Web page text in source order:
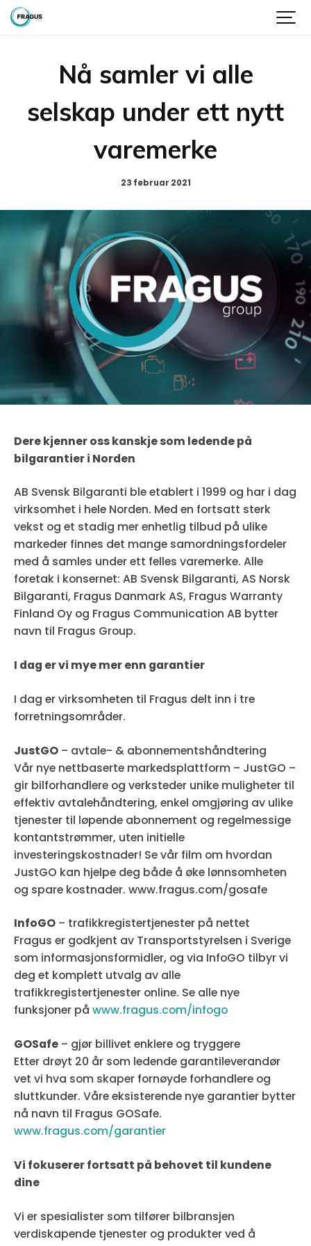
Nå samler vi alle
selskap under ett nytt
varemerke
23 februar 2021
Dere kjenner oss kanskje som ledende på
bilgarantier i Norden
AB Svensk Bilgaranti ble etablert i 1999 og har i dag
virksomhet i hele Norden. Med en fortsatt sterk
vekst og et stadig mer enhetlig tilbud på ulike
markeder finnes det mange samordningsfordeler
med å samles under ett felles varemerke. Alle
foretak i konsernet: AB Svensk Bilgaranti, AS Norsk
Bilgaranti, Fragus Danmark AS, Fragus Warranty
Finland Oy og Fragus Communication AB bytter
navn til Fragus Group.
I dag er vi mye mer enn garantier
I dag er virksomheten til Fragus delt inn i tre
forretningsområder.
JustGO – avtale- & abonnementshåndtering
Vår nye nettbaserte markedsplattform – JustGO –
gir bilforhandlere og verksteder unike muligheter til
effektiv avtalehåndtering, enkel omgjøring av ulike
tjenester til løpende abonnement og regelmessige
kontantstrømmer, uten initielle
investeringskostnader! Se vår film om hvordan
JustGO kan hjelpe deg både å øke lønnsomheten
og spare kostnader. www.fragus.com/gosafe
InfoGO – trafikkregistertjenester på nettet
Fragus er godkjent av Transportstyrelsen i Sverige
som informasjonsformidler, og via InfoGO tilbyr vi
deg et komplett utvalg av alle
trafikkregistertjenester online. Se alle nye
funksjoner på www.fragus.com/infogo
GOSafe – gjør billivet enklere og tryggere
Etter drøyt 20 år som ledende garantileverandør
vet vi hva som skaper fornøyde forhandlere og
sluttkunder. Våre eksisterende nye garantier bytter
nå navn til Fragus GOSafe.
www.fragus.com/garantier
Vi fokuserer fortsatt på behovet til kundene
dine
Vi er spesialister som tilfører bilbransjen
verdiskapende tjenester og produkter ved å